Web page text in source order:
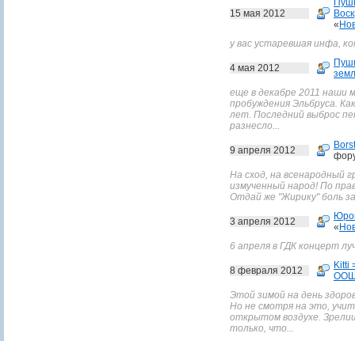
15 мая 2012
«
у вас устаревшая инфа,
4 мая 2012
еще в декабре 2011 наши
пробуждения Эльбруса.
лет. Последний выброс
разнесло...
9 апреля 2012
На сход, на всенародный
измученный народ! По
Отдай же "Жирику" боль
3 апреля 2012
«
6 апреля в ГДК концерт
8 февраля 2012
Kitti
Этой зимой на день
Но не смотря на это,
открытом воздухе.
только, что...